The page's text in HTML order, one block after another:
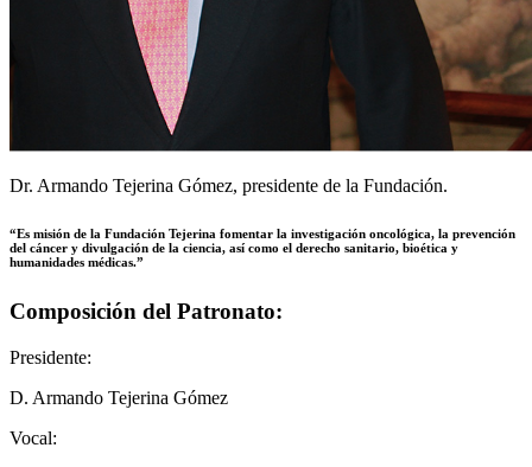
Dr. Armando Tejerina Gómez, presidente de la Fundación.
“Es misión de la Fundación Tejerina fomentar la investigación oncológica, la prevención
del cáncer y divulgación de la ciencia, así como el derecho sanitario, bioética y
humanidades médicas.”
Composición del Patronato:
Presidente:
D. Armando Tejerina Gómez
Vocal: